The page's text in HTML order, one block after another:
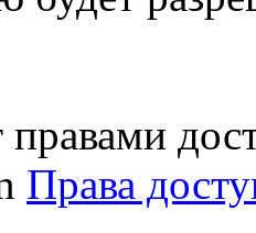
правами
Права